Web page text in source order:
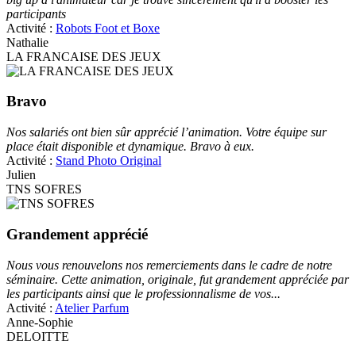
participants
Activité : Robots Foot et Boxe
Nathalie
LA FRANCAISE DES JEUX
Bravo
Nos salariés ont bien sûr apprécié l’animation. Votre équipe sur
place était disponible et dynamique. Bravo à eux.
Activité : Stand Photo Original
Julien
TNS SOFRES
Grandement apprécié
Nous vous renouvelons nos remerciements dans le cadre de notre
séminaire. Cette animation, originale, fut grandement appréciée par
les participants ainsi que le professionnalisme de vos...
Activité : Atelier Parfum
Anne-Sophie
DELOITTE